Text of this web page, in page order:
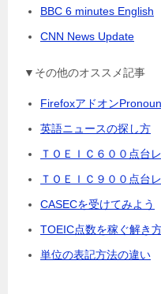
BBC 6 minutes English
CNN News Update
▼その他のオススメ記事
Firefoxアドオン
英語ニュースの探し方
ＴＯＥＩＣ６００点台
ＴＯＥＩＣ９００点台
CASECを受けてみよう
TOEIC点数を稼ぐ解き
単位の表記方法の違い